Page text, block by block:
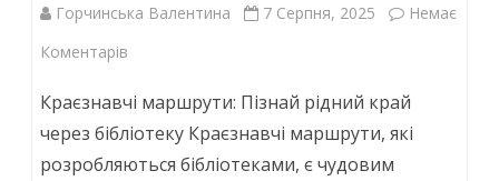
Горчинська Валентина 7 Серпня, 2025
Немає
Коментарів
як
ресурс
Краєзнавчі маршрути: Пізнай рідний край
через бібліотеку Краєзнавчі маршрути, які
розробляються бібліотеками, є чудовим